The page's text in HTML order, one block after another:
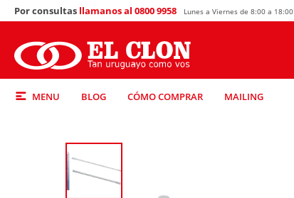
MENU BLOG CÓMO COMPRAR MAILING
Por consultas llamanos al 0800 9958 Lunes a Viernes de 8:00 a 18:00